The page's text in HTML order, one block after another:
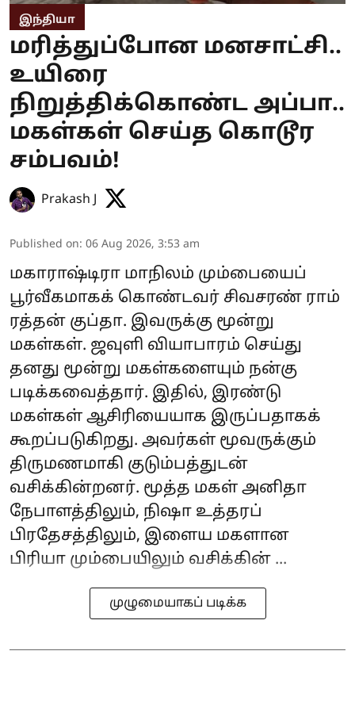
இந்தியா
மரித்துப்போன மனசாட்சி..
உயிரை
நிறுத்திக்கொண்ட அப்பா..
மகள்கள் செய்த கொடூர
சம்பவம்!
Prakash J
Published on: 06 Aug 2026, 3:53 am
மகாராஷ்டிரா மாநிலம் மும்பையைப்
பூர்வீகமாகக் கொண்டவர் சிவசரண் ராம்
ரத்தன் குப்தா. இவருக்கு மூன்று
மகள்கள். ஜவுளி வியாபாரம் செய்து
தனது மூன்று மகள்களையும் நன்கு
படிக்கவைத்தார். இதில், இரண்டு
மகள்கள் ஆசிரியையாக இருப்பதாகக்
கூறப்படுகிறது. அவர்கள் மூவருக்கும்
திருமணமாகி குடும்பத்துடன்
வசிக்கின்றனர். மூத்த மகள் அனிதா
நேபாளத்திலும், நிஷா உத்தரப்
பிரதேசத்திலும், இளைய மகளான
பிரியா மும்பையிலும் வசிக்கின் ...
முழுமையாகப் படிக்க